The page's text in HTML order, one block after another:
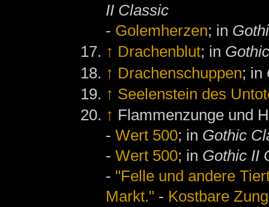
II Classic
- Golemherzen; in
↑ Drachenblut; in
↑ Drachenschuppen; in
↑ Seelenstein des
↑ Flammenzunge und
-Wert 500; in Gothic
-Wert 500; in Gothic II
- "Felle und andere
Markt." - Kostbare